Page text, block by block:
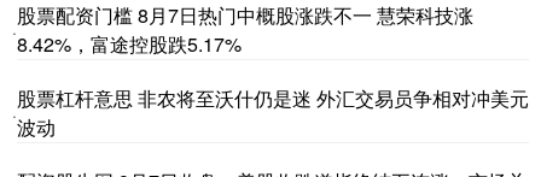
·
股票配资门槛 8月7日热门中概股涨跌不一 慧荣科技涨
8.42%，富途控股跌5.17%
·
股票杠杆意思 非农将至沃什仍是迷 外汇交易员争相对冲美元
波动